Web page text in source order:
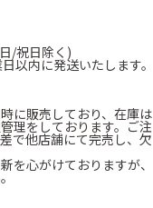
/祝日除く)
以内に発送いたします。
に販売しており、在庫は
理をしております。ご注
で他店舗にて完売し、欠
を心がけておりますが、